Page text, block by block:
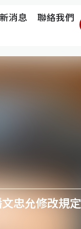
消息 聯絡我們
忠允修改規定